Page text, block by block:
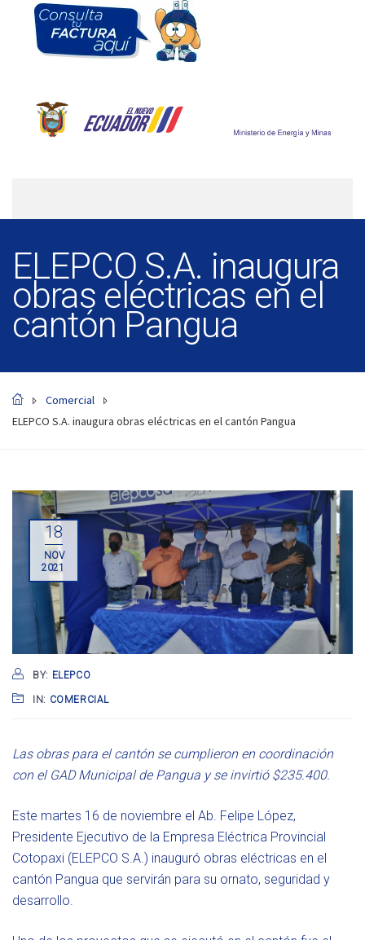
ELEPCO S.A. inaugura
obras eléctricas en el
cantón Pangua
Comercial
ELEPCO S.A. inaugura obras eléctricas en el cantón Pangua
18
NOV
2021
BY: ELEPCO
IN: COMERCIAL
Las obras para el cantón se cumplieron en coordinación
con el GAD Municipal de Pangua y se invirtió $235.400.
Este martes 16 de noviembre el Ab. Felipe López,
Presidente Ejecutivo de la Empresa Eléctrica Provincial
Cotopaxi (ELEPCO S.A.) inauguró obras eléctricas en el
cantón Pangua que servirán para su ornato, seguridad y
desarrollo.